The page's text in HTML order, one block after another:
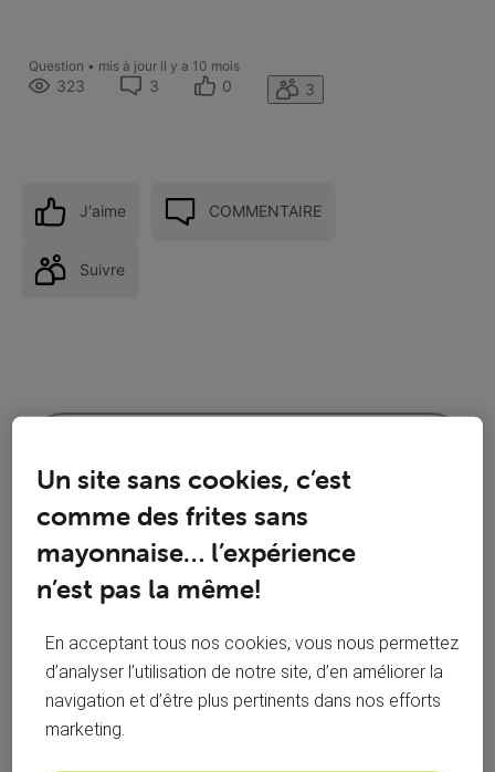
Question • mis à jour il y a 10 mois
323 3 0 3
J'aime COMMENTAIRE
Suivre
Un site sans cookies, c’est
comme des frites sans
mayonnaise… l’expérience
n’est pas la même!
En acceptant tous nos cookies, vous nous permettez
d’analyser l’utilisation de notre site, d’en améliorer la
navigation et d’être plus pertinents dans nos efforts
marketing.